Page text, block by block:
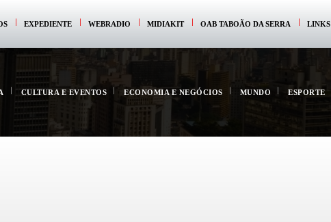
EXPEDIENTE WEBRADIO MIDIAKIT OAB TABOÃO DA SERRA
CULTURA E EVENTOS ECONOMIA E NEGÓCIOS MUNDO ESPORTE